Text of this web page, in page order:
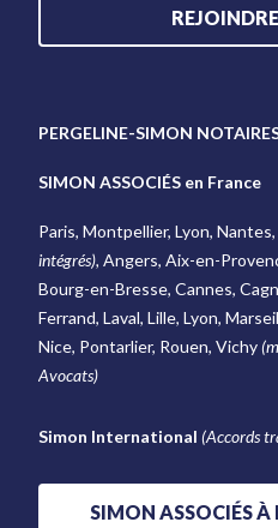
PERGELINE-SIMON
SIMON ASSOCIÉS en France
Paris, Montpellier, Lyon,
intégrés),Angers, Aix-en-
Bourg-en-Bresse, Cannes,
Ferrand, Laval, Lille, Lyon,
Nice, Pontarlier, Rouen, Vichy
Avocats)
Simon International(Accords
SIMON ASSOCIÉS